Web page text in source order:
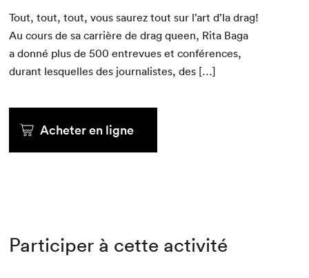
Tout, tout, tout, vous saurez tout sur l’art d’la drag!
Au cours de sa car­rière de drag queen, Rita Baga
a don­né plus de500 entre­vues et con­férences,
durant lesquelles des jour­nal­istes, des […]
Acheter en ligne
Participer à cette activité